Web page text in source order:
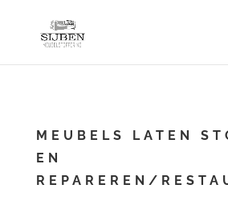
MEUBELS LATEN
EN
REPAREREN/